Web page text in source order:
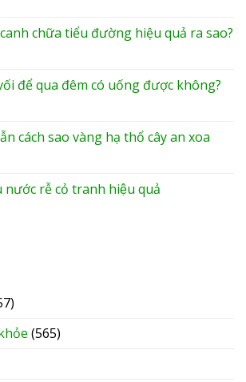
chữa tiểu đường hiệu quả ra sao?
để qua đêm có uống được không?
cách sao vàng hạ thổ cây an xoa
nước rễ cỏ tranh hiệu quả
(565)